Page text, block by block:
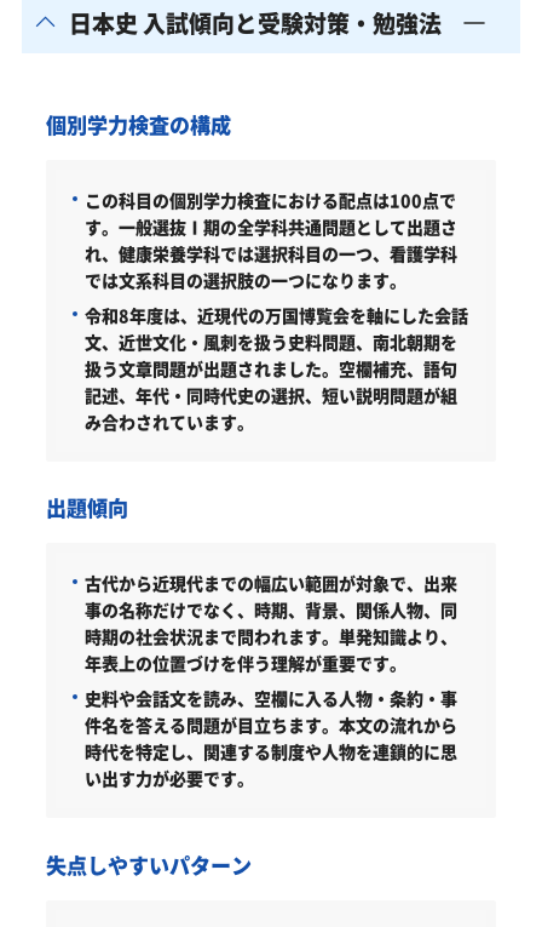
日本史 入試傾向と受験対策・勉強法
個別学力検査の構成
この科目の個別学力検査における配点は100点で
す。一般選抜Ⅰ期の全学科共通問題として出題さ
れ、健康栄養学科では選択科目の一つ、看護学科
では文系科目の選択肢の一つになります。
令和8年度は、近現代の万国博覧会を軸にした会話
文、近世文化・風刺を扱う史料問題、南北朝期を
扱う文章問題が出題されました。空欄補充、語句
記述、年代・同時代史の選択、短い説明問題が組
み合わされています。
出題傾向
古代から近現代までの幅広い範囲が対象で、出来
事の名称だけでなく、時期、背景、関係人物、同
時期の社会状況まで問われます。単発知識より、
年表上の位置づけを伴う理解が重要です。
史料や会話文を読み、空欄に入る人物・条約・事
件名を答える問題が目立ちます。本文の流れから
時代を特定し、関連する制度や人物を連鎖的に思
い出す力が必要です。
失点しやすいパターン